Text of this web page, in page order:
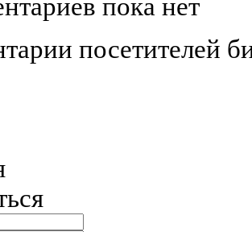
пока нет
посетителей